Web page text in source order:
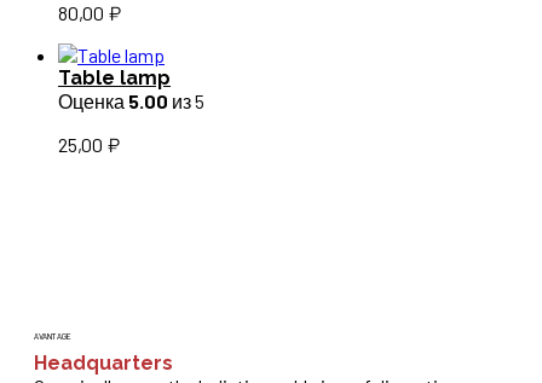
80,00 ₽
Table lamp
Оценка 5.00 из 5
25,00 ₽
AVANTAGE
Headquarters